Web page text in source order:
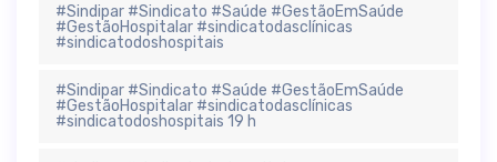
#Sindipar #Sindicato #Saúde #GestãoEmSaúde
#GestãoHospitalar #sindicatodasclínicas
#sindicatodoshospitais
#Sindipar #Sindicato #Saúde #GestãoEmSaúde
#GestãoHospitalar #sindicatodasclínicas
#sindicatodoshospitais 19 h